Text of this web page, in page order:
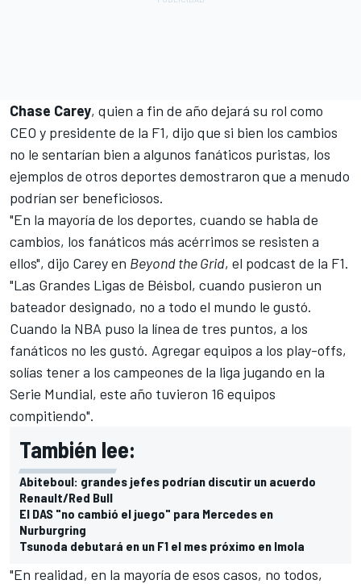
Chase Carey, quien a fin de año dejará su rol como
CEO y presidente de la F1, dijo que si bien los cambios
no le sentarían bien a algunos fanáticos puristas, los
ejemplos de otros deportes demostraron que a menudo
podrían ser beneficiosos.
"En la mayoría de los deportes, cuando se habla de
cambios, los fanáticos más acérrimos se resisten a
ellos", dijo Carey en Beyond the Grid, el podcast de la F1.
"Las Grandes Ligas de Béisbol, cuando pusieron un
bateador designado, no a todo el mundo le gustó.
Cuando la NBA puso la línea de tres puntos, a los
fanáticos no les gustó. Agregar equipos a los play-offs,
solías tener a los campeones de la liga jugando en la
Serie Mundial, este año tuvieron 16 equipos
compitiendo".
También lee:
Abiteboul: grandes jefes podrían discutir un acuerdo
Renault/Red Bull
El DAS "no cambió el juego" para Mercedes en
Nurburgring
Tsunoda debutará en un F1 el mes próximo en Imola
"En realidad, en la mayoría de esos casos, no todos,